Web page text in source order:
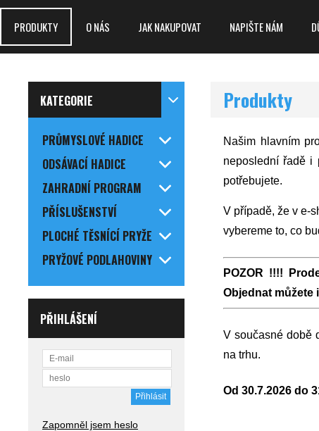
PRODUKTY O NÁS JAK NAKUPOVAT NAPIŠTE NÁM
KATEGORIE
PRŮMYSLOVÉ HADICE
ODSÁVACÍ HADICE
ZAHRADNÍ PROGRAM
PŘÍSLUŠENSTVÍ
PLOCHÉ TĚSNÍCÍ PRYŽE
PRYŽOVÉ PODLAHOVINY
PŘIHLÁŠENÍ
Zapomněl jsem heslo
Produkty
Našim hlavním
neposlední řadě i
potřebujete.
V případě, že v e-
vybereme to, co
POZOR !!!!
Objednat můžete
V současné době
na trhu.
Od 30.7.2026 do